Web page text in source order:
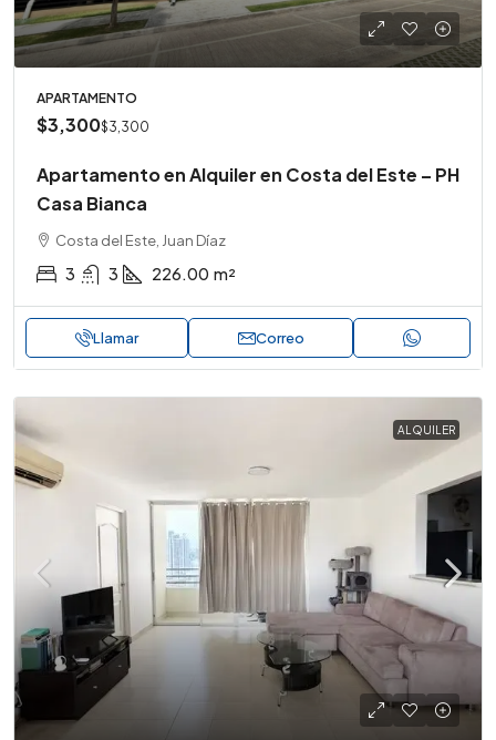
APARTAMENTO
$3,300$3,300
Apartamento en Alquiler en Costa del Este – PH
Casa Bianca
Costa del Este, Juan Díaz
3 3 226.00 m²
Llamar Correo
ALQUILER